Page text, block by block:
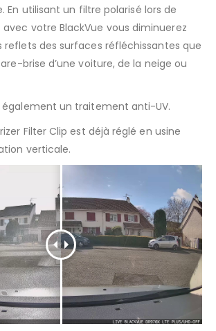
En utilisant un filtre polarisé lors de
votre BlackVue vous diminuerez
reflets des surfaces réfléchissantes que
brise d’une voiture, de la neige ou
également un traitement anti-UV.
Filter Clip est déjà réglé en usine
verticale.